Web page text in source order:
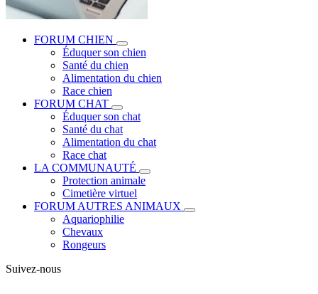
FORUM CHIEN
Éduquer son chien
Santé du chien
Alimentation du chien
Race chien
FORUM CHAT
Éduquer son chat
Santé du chat
Alimentation du chat
Race chat
LA COMMUNAUTÉ
Protection animale
Cimetière virtuel
FORUM AUTRES ANIMAUX
Aquariophilie
Chevaux
Rongeurs
Suivez-nous